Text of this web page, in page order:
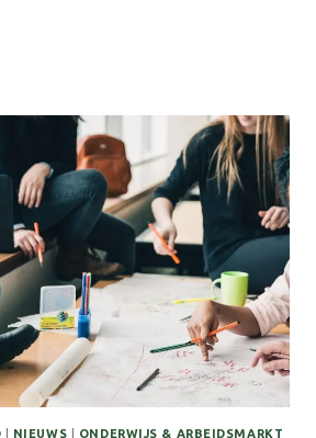
NIEUWS ONDERWIJS & ARBEIDSMARKT